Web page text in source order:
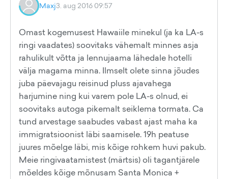
Maxj3. aug 2016 09:57
Omast kogemusest Hawaiile minekul (ja ka LA-s
ringi vaadates) soovitaks vähemalt minnes asja
rahulikult võtta ja lennujaama lähedale hotelli
välja magama minna. Ilmselt olete sinna jõudes
juba päevajagu reisinud pluss ajavahega
harjumine ning kui varem pole LA-s olnud, ei
soovitaks autoga pikemalt seiklema tormata. Ca
tund arvestage saabudes vabast ajast maha ka
immigratsioonist läbi saamisele. 19h peatuse
juures mõelge läbi, mis kõige rohkem huvi pakub.
Meie ringivaatamistest (märtsis) oli tagantjärele
mõeldes kõige mõnusam Santa Monica +